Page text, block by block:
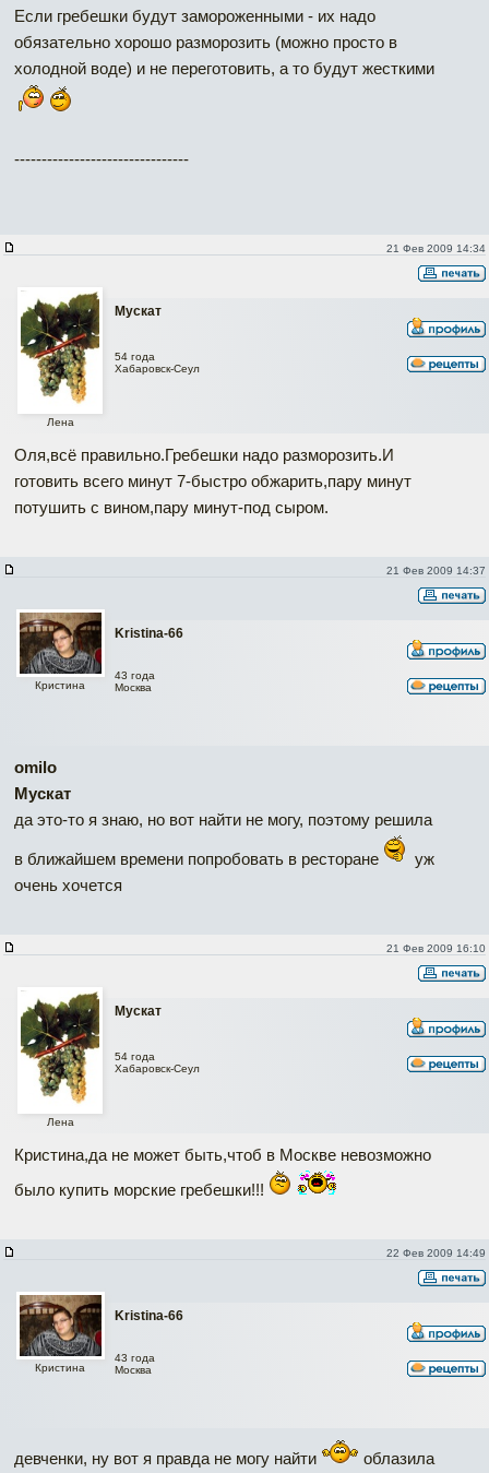
Если гребешки будут замороженными - их надо
обязательно хорошо разморозить (можно просто в
холодной воде) и не переготовить, а то будут жесткими
--------------------------------
21 Фев 2009 14:34
Мускат
Лена
54 года
Хабаровск-Сеул
Оля,всё правильно.Гребешки надо разморозить.И
готовить всего минут 7-быстро обжарить,пару минут
потушить с вином,пару минут-под сыром.
21 Фев 2009 14:37
Kristina-66
Кристина
43 года
Москва
omilo
Мускат
да это-то я знаю, но вот найти не могу, поэтому решила
в ближайшем времени попробовать в ресторане
уж
очень хочется
21 Фев 2009 16:10
Мускат
Лена
54 года
Хабаровск-Сеул
Кристина,да не может быть,чтоб в Москве невозможно
было купить морские гребешки!!!
22 Фев 2009 14:49
Kristina-66
Кристина
43 года
Москва
девченки, ну вот я правда не могу найти
облазила